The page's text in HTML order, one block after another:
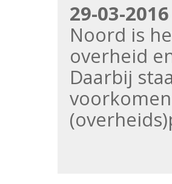
29-03-2016
Noord is
overheid
Daarbij